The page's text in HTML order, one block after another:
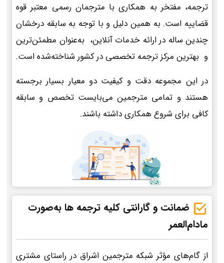
ترجمه، مفتخر به همکاری با مترجمان رسمی معتبر قوه
قضاییه است. به همین دلیل و با توجه به سابقه درخشان
چندین ساله در ارائه خدمات آنلاین، به‌عنوان مطمئن‌ترین
و بهترین مرکز ترجمه تخصصی در کشور شناخته‌شده است.
در این مجموعه دقت و کیفیت دو معیار بسیار برجسته
هستند و تمامی مترجمین می‌بایست تخصص و سابقه
کافی برای شروع همکاری داشته باشند.
ضمانت و گارانتی کلیه ترجمه ها به‌صورت
مادام‌العمر
از گام‌های مؤثر شبکه مترجمین اشراق در راستای مشتری